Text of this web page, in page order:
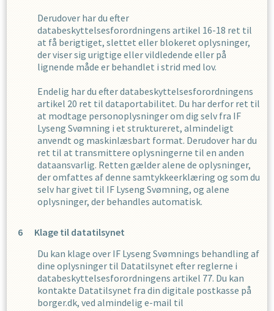
Derudover har du efter
databeskyttelsesforordningens artikel 16-18 ret til
at få berigtiget, slettet eller blokeret oplysninger,
der viser sig urigtige eller vildledende eller på
lignende måde er behandlet i strid med lov.
Endelig har du efter databeskyttelsesforordningens
artikel 20 ret til dataportabilitet. Du har derfor ret til
at modtage personoplysninger om dig selv fra IF
Lyseng Svømning i et struktureret, almindeligt
anvendt og maskinlæsbart format. Derudover har du
ret til at transmittere oplysningerne til en anden
dataansvarlig. Retten gælder alene de oplysninger,
der omfattes af denne samtykkeerklæring og som du
selv har givet til IF Lyseng Svømning, og alene
oplysninger, der behandles automatisk.
Klage til datatilsynet
Du kan klage over IF Lyseng Svømnings behandling af
dine oplysninger til Datatilsynet efter reglerne i
databeskyttelsesforordningens artikel 77. Du kan
kontakte Datatilsynet fra din digitale postkasse på
borger.dk, ved almindelig e-mail til